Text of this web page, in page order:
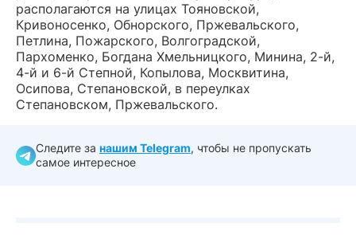
располагаются на улицах Тояновской,
Кривоносенко, Обнорского, Пржевальского,
Петлина, Пожарского, Волгоградской,
Пархоменко, Богдана Хмельницкого, Минина, 2-й,
4-й и 6-й Степной, Копылова, Москвитина,
Осипова, Степановской, в переулках
Степановском, Пржевальского.
Следите за нашим Telegram, чтобы не пропускать
самое интересное